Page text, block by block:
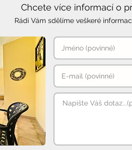
Chcete více informací o
Rádi Vám sdělíme veškeré